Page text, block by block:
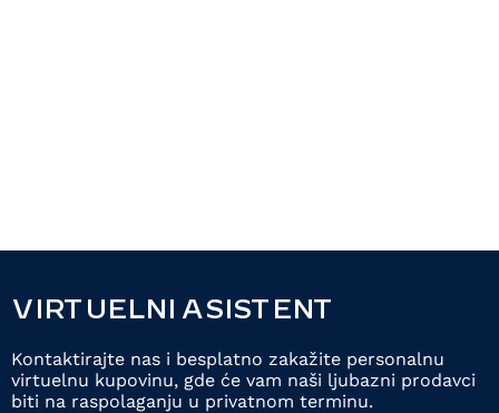
VIRTUELNI ASISTENT
Kontaktirajte nas i besplatno zakažite personalnu
virtuelnu kupovinu, gde će vam naši ljubazni prodavci
biti na raspolaganju u privatnom terminu.